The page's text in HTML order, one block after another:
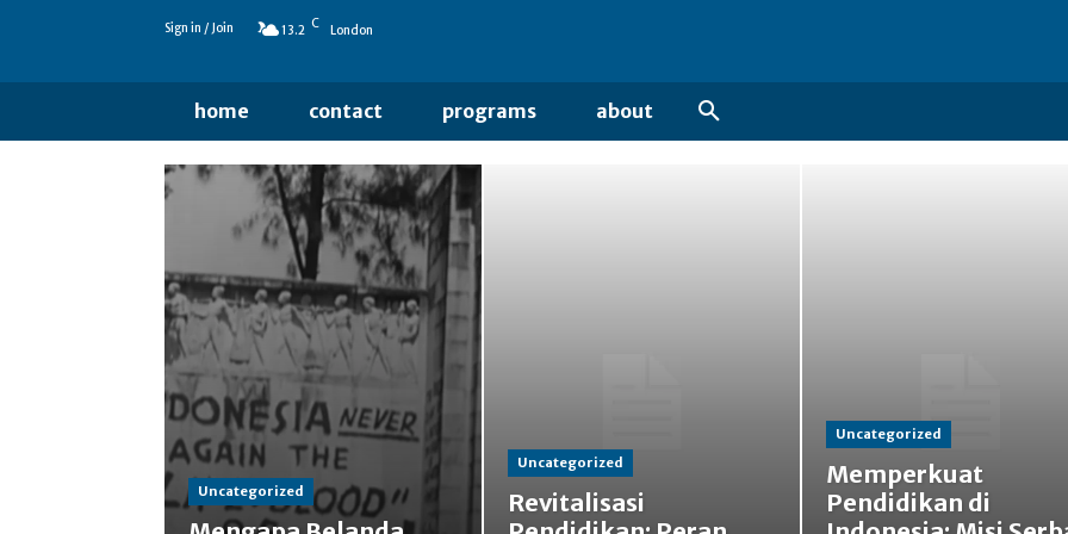
Sign in / Join 13.2 C London
home contact programs about
Uncategorized
Uncategorized
Revitalisasi
Uncategorized
Memperkuat
Pendidikan di